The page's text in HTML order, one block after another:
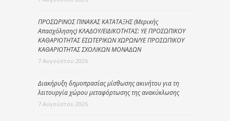
ΠΡΟΣΩΡΙΝΟΣ ΠΙΝΑΚΑΣ ΚΑΤΑΤΑΞΗΣ (Μερικής
Απασχόλησης) ΚΛΑΔΟΥ/ΕΙΔΙΚΟΤΗΤΑΣ: ΥΕ ΠΡΟΣΩΠΙΚΟΥ
ΚΑΘΑΡΙΟΤΗΤΑΣ ΕΣΩΤΕΡΙΚΩΝ ΧΩΡΩΝ/ΥΕ ΠΡΟΣΩΠΙΚΟΥ
ΚΑΘΑΡΙΟΤΗΤΑΣ ΣΧΟΛΙΚΩΝ ΜΟΝΑΔΩΝ
7 Αυγούστου 2026
Διακήρυξη δημοπρασίας μίσθωσης ακινήτου για τη
λειτουργία χώρου μεταφόρτωσης της ανακύκλωσης
7 Αυγούστου 2026